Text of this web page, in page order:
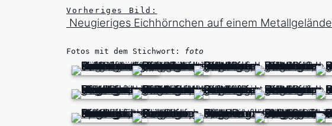
Vorheriges Bild:
Neugieriges Eichhörnchen auf einem
Fotos mit dem Stichwort: foto